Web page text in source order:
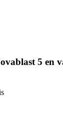
5 en